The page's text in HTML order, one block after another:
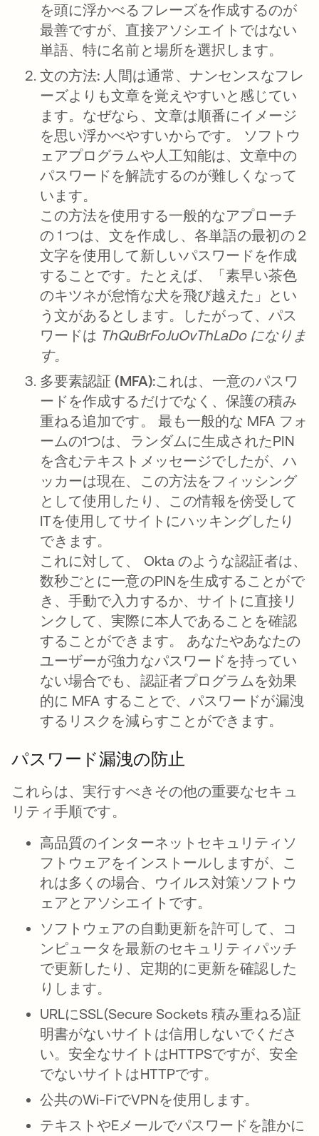
を頭に浮かべるフレーズを作成するのが
最善ですが、直接アソシエイトではない
単語、特に名前と場所を選択します。
文の方法: 人間は通常、ナンセンスなフレ
ーズよりも文章を覚えやすいと感じてい
ます。なぜなら、文章は順番にイメージ
を思い浮かべやすいからです。 ソフトウ
ェアプログラムや人工知能は、文章中の
パスワードを解読するのが難しくなって
います。
この方法を使用する一般的なアプローチ
の 1 つは、文を作成し、各単語の最初の 2
文字を使用して新しいパスワードを作成
することです。たとえば、「素早い茶色
のキツネが怠惰な犬を飛び越えた」とい
う文があるとします。したがって、パス
ワードは ThQuBrFoJuOvThLaDo になりま
す。
多要素認証 (MFA):これは、一意のパスワ
ードを作成するだけでなく、保護の積み
重ねる追加です。 最も一般的な MFA フォ
ームの1つは、ランダムに生成されたPIN
を含むテキストメッセージでしたが、ハ
ッカーは現在、この方法をフィッシング
として使用したり、この情報を傍受して
ITを使用してサイトにハッキングしたり
できます。
これに対して、 Okta のような認証者は、
数秒ごとに一意のPINを生成することがで
き、手動で入力するか、サイトに直接リ
ンクして、実際に本人であることを確認
することができます。 あなたやあなたの
ユーザーが強力なパスワードを持ってい
ない場合でも、認証者プログラムを効果
的に MFA することで、パスワードが漏洩
するリスクを減らすことができます。
パスワード漏洩の防止
これらは、実行すべきその他の重要なセキュ
リティ手順です。
高品質のインターネットセキュリティソ
フトウェアをインストールしますが、こ
れは多くの場合、ウイルス対策ソフトウ
ェアとアソシエイトです。
ソフトウェアの自動更新を許可して、コ
ンピュータを最新のセキュリティパッチ
で更新したり、定期的に更新を確認した
りします。
URLにSSL(Secure Sockets 積み重ねる)証
明書がないサイトは信用しないでくださ
い。安全なサイトはHTTPSですが、安全
でないサイトはHTTPです。
公共のWi-FiでVPNを使用します。
テキストやEメールでパスワードを誰かに